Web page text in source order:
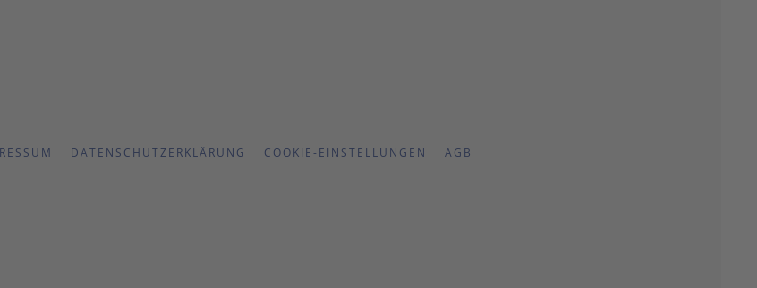
DATENSCHUTZERKLÄRUNG COOKIE-EINSTELLUNGEN AGB